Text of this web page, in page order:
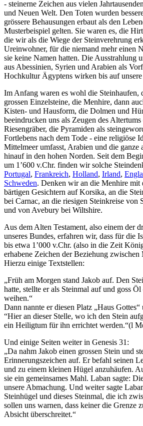
- steinerne Zeichen aus vielen
und Neuen Welt. Den Toten wurden
grössere Behausungen erbaut als den
Musterbeispiel gelten. Sie waren es, die
die wir als die Wiege der Steinverehrung
Ureinwohner, für die niemand mehr einen
sie keine Namen hatten. Die Ausstrahlung
aus Abessinien, Syrien und Arabien als
Hochkultur Ägyptens wirken bis auf unsere
Im Anfang waren es wohl die Steinhaufen,
grossen Einzelsteine, die Menhire, dann
Kisten- und Hausform, die Dolmen und
beeindrucken uns als Zeugen des Altertums
Riesengräber, die Pyramiden als
Fortlebens nach dem Tode - eine religiöse
Mittelmeer umfasst, Arabien und die ganze
hinauf in den hohen Norden. Seit dem
um 1’600 v.Chr. finden wir solche
Portugal, Frankreich, Holland, Irland,
Schweden. Denken wir an die Menhire mit
bärtigen Gesichtern auf Korsika, an die
bei Carnac, an die riesigen Steinkreise von
und von Avebury bei Wiltshire.
Aus dem Alten Testament, also einem der
unseres Bundes, erfahren wir, dass für die
bis etwa 1’000 v.Chr. (also in die Zeit
erhabene Zeichen der Beziehung
Hierzu einige Textstellen:
„Früh am Morgen stand Jakob auf. Den
hatte, stellte er als Steinmal auf und goss
weihen.“
Dann nannte er diesen Platz „Haus Gottes“
“Hier an dieser Stelle, wo ich den Stein
ein Heiligtum für ihn errichtet werden.“(l
Und einige Seiten weiter in Genesis 31:
„Da nahm Jakob einen grossen Stein und
Erinnerungszeichen auf. Er befahl seinen
und zu einem kleinen Hügel anzuhäufen.
sie ein gemeinsames Mahl. Laban sagte:
unsere Abmachung. Und weiter sagte
Steinhügel und dieses Steinmal, die ich
sollen uns warnen, dass keiner die Grenze
Absicht überschreitet.“